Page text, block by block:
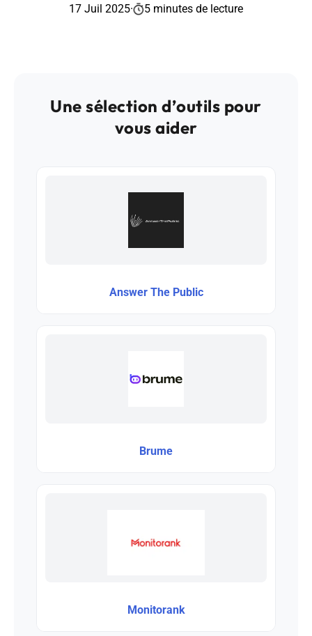
17 Juil 2025· 5 minutes de lecture
Une sélection d’outils pour
vous aider
Answer The Public
Brume
Monitorank